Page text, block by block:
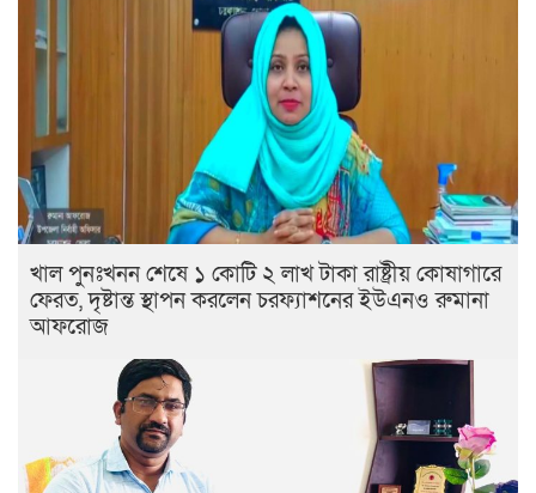
খাল পুনঃখনন শেষে ১ কোটি ২ লাখ টাকা রাষ্ট্রীয় কোষাগারে
ফেরত, দৃষ্টান্ত স্থাপন করলেন চরফ্যাশনের ইউএনও রুমানা
আফরোজ